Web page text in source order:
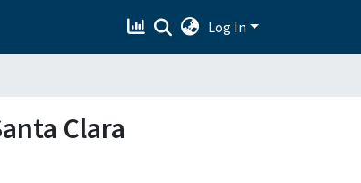
Log In
Clara